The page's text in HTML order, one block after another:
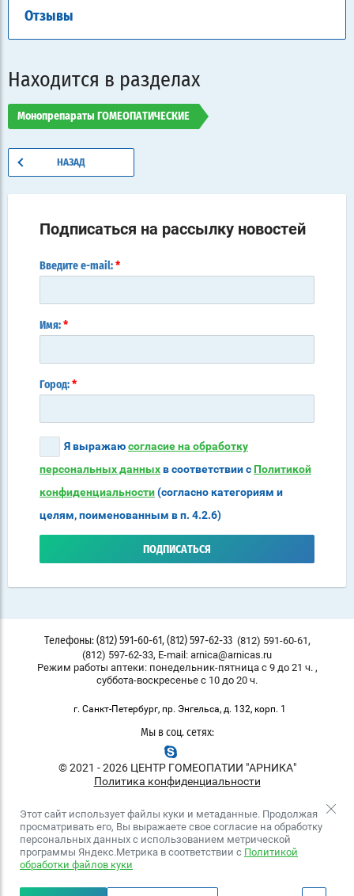
Отзывы
Находится в разделах
Монопрепараты ГОМЕОПАТИЧЕСКИЕ
НАЗАД
Подписаться на рассылку новостей
Введите e-mail: *
Имя: *
Город: *
Я выражаюсогласие на обработку
персональных данныхв соответствии с Политикой
конфиденциальности(согласно категориям и
целям, поименованным в п. 4.2.6)
ПОДПИСАТЬСЯ
Телефоны: (812) 591-60-61, (812) 597-62-33 (812) 591-60-61,
(812) 597-62-33, E-mail: arnica@arnicas.ru
Режим работы аптеки: понедельник-пятница с 9 до 21 ч. ,
суббота-воскресенье с 10 до 20 ч.
г. Санкт-Петербург, пр. Энгельса, д. 132, корп. 1
Мы в соц. сетях:
© 2021 - 2026 ЦЕНТР ГОМЕОПАТИИ "АРНИКА"
Политика конфиденциальности
Этот сайт использует файлы куки и метаданные. Продолжая
просматривать его, Вы выражаете свое согласие на обработку
персональных данных с использованием метрической
программы Яндекс.Метрика в соответствии с Политикой
обработки файлов куки